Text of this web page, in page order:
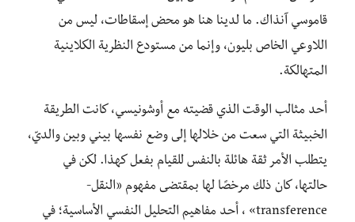
قاموسي آنذاك. ما لدينا هنا هو محض إسقاطات، ليس من
اللاوعي الخاص بليون، وإنما من مستودع النظرية الكلاينية
المتهالكة.
أحد مثالب الوقت الذي قضيته مع أوشونيسي، كانت الطريقة
الخبيثة التي سعت من خلالها إلى وضع نفسها بيني وبين والديّ،
يتطلب الأمر ثقة هائلة بالنفس للقيام بفعل كهذا. لكن في
حالتها، كان ذلك مرخصًا لها بمقتضى مفهوم «النقل-
transference» ، أحد مفاهيم التحليل النفسي الأساسية؛ في